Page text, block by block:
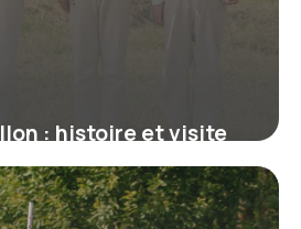
: histoire et visite